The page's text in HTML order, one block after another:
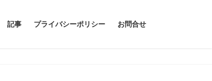
記事 プライバシーポリシー お問合せ